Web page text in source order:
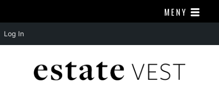
MENY
Log In